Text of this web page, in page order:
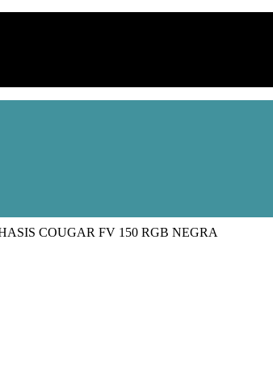
COUGAR FV 150 RGB NEGRA